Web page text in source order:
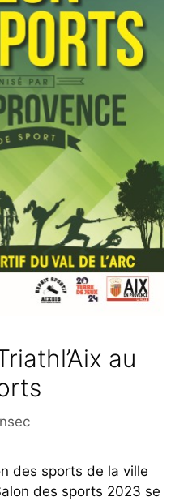
au
des sports de la ville
des sports 2023 se